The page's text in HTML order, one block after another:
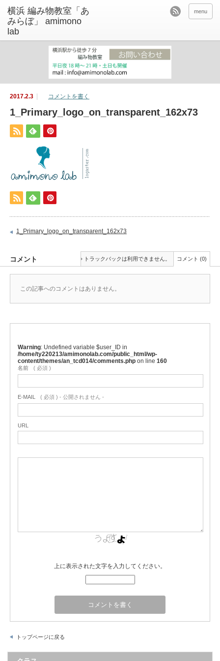
menu
2017.2.3 コメントを書く
1_Primary_logo_on_transparent_162x73
1_Primary_logo_on_transparent_162x73
コメント トラックバックは利用できません。 コメント (0)
この記事へのコメントはありません。
Warning : Undefined variable $user_ID in
/home/ty220213/amimonolab.com/public_html/wp-
content/themes/an_tcd014/comments.php on line 160
名前 ( 必須 )
E-MAIL ( 必須 ) - 公開されません -
URL
上に表示された文字を入力してください。
トップページに戻る